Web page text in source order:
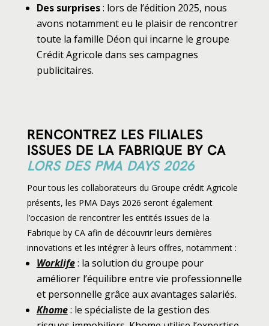
Des surprises: lors de l’édition 2025, nous
avons notamment eu le plaisir de rencontrer
toute la famille Déon qui incarne le groupe
Crédit Agricole dans ses campagnes
publicitaires.
RENCONTREZ LES FILIALES
ISSUES DE LA FABRIQUE BY CA
LORS DES PMA DAYS 2026
Pour tous les collaborateurs du Groupe crédit Agricole
présents, les PMA Days 2026 seront également
l’occasion de rencontrer les entités issues de la
Fabrique by CA afin de découvrir leurs dernières
innovations et les intégrer à leurs offres, notamment :
Worklife: la solution du groupe pour
améliorer l’équilibre entre vie professionnelle
et personnelle grâce aux avantages salariés.
Khome: le spécialiste de la gestion des